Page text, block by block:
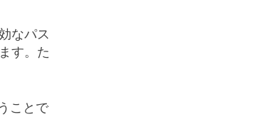
なパス
す。た
ことで